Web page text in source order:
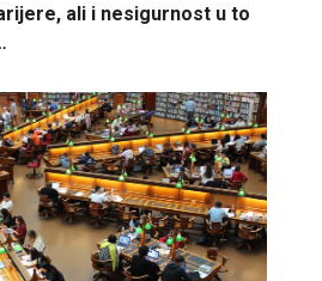
ali i nesigurnost u to